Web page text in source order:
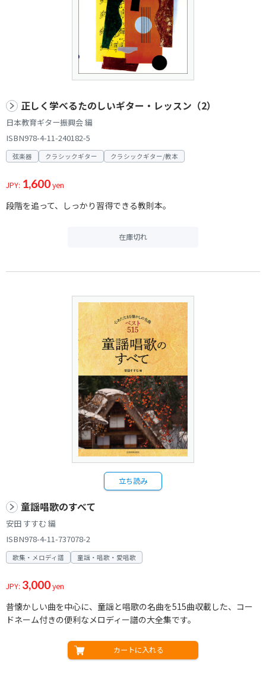
正しく学べるたのしいギター・レッスン（2）
日本教育ギター振興会 編
ISBN978-4-11-240182-5
弦楽器 クラシックギター クラシックギター/教本
JPY: 1,600yen
段階を追って、しっかり習得できる教則本。
在庫切れ
立ち読み
童謡唱歌のすべて
安田 すすむ 編
ISBN978-4-11-737078-2
歌集・メロディ譜 童謡・唱歌・愛唱歌
JPY: 3,000yen
昔懐かしい曲を中心に、童謡と唱歌の名曲を515曲収載した、コー
ドネーム付きの便利なメロディー譜の大全集です。
カートに入れる